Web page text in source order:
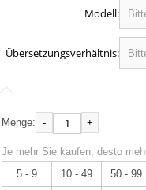
Modell:
Übersetzungsverhältnis:
Menge: - +
Je mehr Sie kaufen, desto
5 - 9
10 - 49 50 - 99